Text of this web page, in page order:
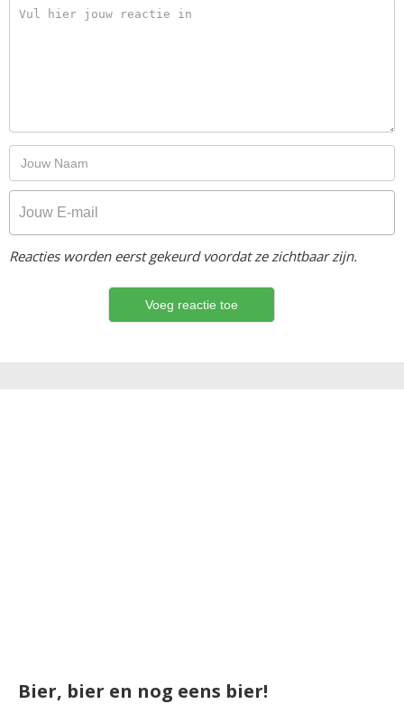
Reacties worden eerst gekeurd voordat ze zichtbaar zijn.
Bier, bier en nog eens bier!